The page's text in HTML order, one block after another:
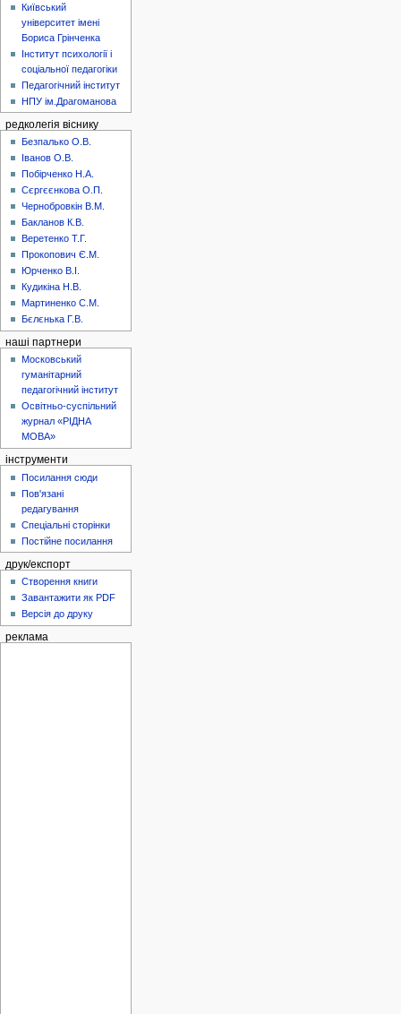
Київський
університет імені
Бориса Грінченка
Інститут психології і
соціальної педагогіки
Педагогічний інститут
НПУ ім.Драгоманова
редколегія віснику
Безпалько О.В.
Іванов О.В.
Побірченко Н.А.
Сєргєєнкова О.П.
Чернобровкін В.М.
Бакланов К.В.
Веретенко Т.Г.
Прокопович Є.М.
Юрченко В.І.
Кудикіна Н.В.
Мартиненко С.М.
Бєлєнька Г.В.
наші партнери
Московський
гуманітарний
педагогічний інститут
Освітньо-суспільний
журнал «РІДНА
МОВА»
інструменти
Посилання сюди
Пов'язані
редагування
Спеціальні сторінки
Постійне посилання
друк/експорт
Створення книги
Завантажити як PDF
Версія до друку
реклама